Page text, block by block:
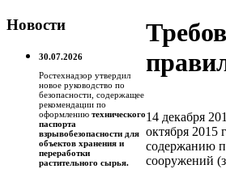
Новости
30.07.2026
Ростехнадзор утвердил
новое руководство по
безопасности, содержащее
рекомендации по
оформлению технического
паспорта
взрывобезопасности для
объектов хранения и
переработки
растительного сырья.
14 декабря
октября 2015
содержанию
сооружений